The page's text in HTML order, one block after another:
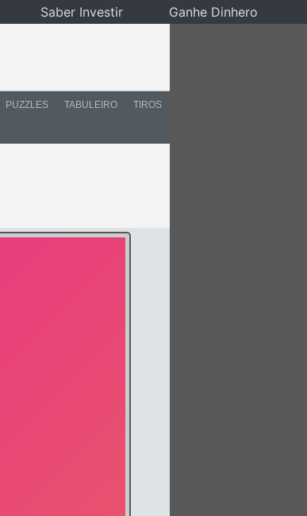
PUZZLES TABULEIRO TIROS
Saber Investir Ganhe Dinhero